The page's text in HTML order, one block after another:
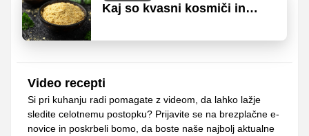
Kaj so kvasni kosmiči in
Video recepti
Si pri kuhanju radi pomagate z videom, da lahko lažje
sledite celotnemu postopku? Prijavite se na brezplačne e-
novice in poskrbeli bomo, da boste naše najbolj aktualne